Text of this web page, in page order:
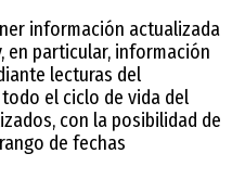
información actualizada
en particular, información
lecturas del
el ciclo de vida del
con la posibilidad de
de fechas